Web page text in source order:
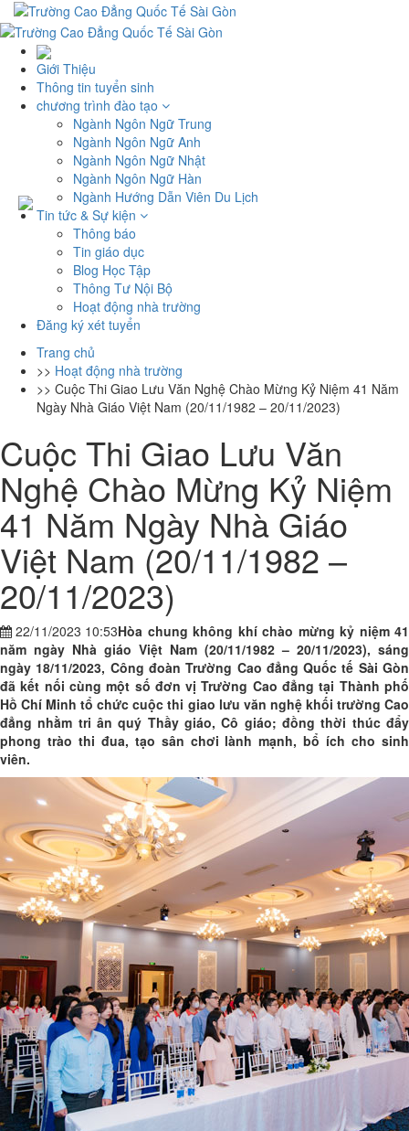
Giới Thiệu
Thông tin tuyển sinh
chương trình đào tạo
Ngành Ngôn Ngữ Trung
Ngành Ngôn Ngữ Anh
Ngành Ngôn Ngữ Nhật
Ngành Ngôn Ngữ Hàn
Ngành Hướng Dẫn Viên Du Lịch
Tin tức & Sự kiện
Thông báo
Tin giáo dục
Blog Học Tập
Thông Tư Nội Bộ
Hoạt động nhà trường
Đăng ký xét tuyển
Trang chủ
>> Hoạt động nhà trường
>> Cuộc Thi Giao Lưu Văn Nghệ Chào Mừng Kỷ Niệm 41 Năm
Ngày Nhà Giáo Việt Nam (20/11/1982 – 20/11/2023)
Cuộc Thi Giao Lưu Văn
Nghệ Chào Mừng Kỷ Niệm
41 Năm Ngày Nhà Giáo
Việt Nam (20/11/1982 –
20/11/2023)
22/11/2023 10:53Hòa chung không khí chào mừng kỷ niệm 41
năm ngày Nhà giáo Việt Nam (20/11/1982 – 20/11/2023), sáng
ngày 18/11/2023, Công đoàn Trường Cao đẳng Quốc tế Sài Gòn
đã kết nối cùng một số đơn vị Trường Cao đẳng tại Thành phố
Hồ Chí Minh tổ chức cuộc thi giao lưu văn nghệ khối trường Cao
đẳng nhằm tri ân quý Thầy giáo, Cô giáo; đồng thời thúc đẩy
phong trào thi đua, tạo sân chơi lành mạnh, bổ ích cho sinh
viên.